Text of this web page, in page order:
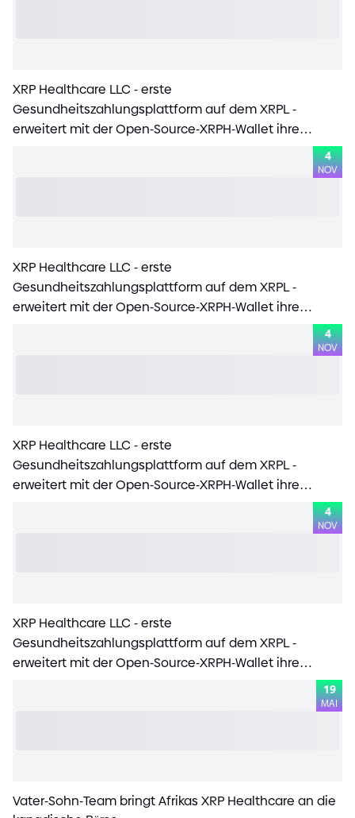
XRP Healthcare LLC -erste
Gesundheitszahlungsplattform auf dem XRPL-
erweitert mit der Open-Source-XRPH-Wallet ihre
4
NOV
XRP Healthcare LLC -erste
Gesundheitszahlungsplattform auf dem XRPL-
erweitert mit der Open-Source-XRPH-Wallet ihre
4
NOV
XRP Healthcare LLC -erste
Gesundheitszahlungsplattform auf dem XRPL-
erweitert mit der Open-Source-XRPH-Wallet ihre
4
NOV
XRP Healthcare LLC -erste
Gesundheitszahlungsplattform auf dem XRPL-
erweitert mit der Open-Source-XRPH-Wallet ihre
19
MAI
Vater-Sohn-Team bringt Afrikas XRP Healthcare an die